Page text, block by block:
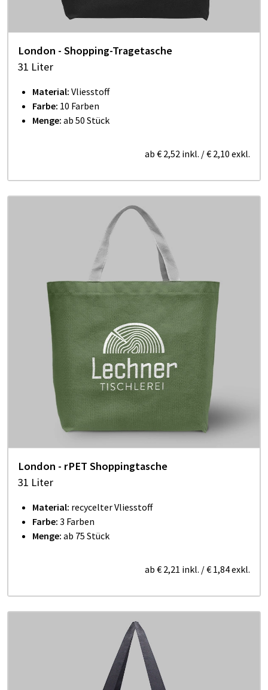
London - Shopping-Tragetasche
31 Liter
Material: Vliesstoff
Farbe: 10 Farben
Menge: ab 50 Stück
ab € 2,52 inkl. /€ 2,10 exkl.
London - rPET Shoppingtasche
31 Liter
Material: recycelter Vliesstoff
Farbe: 3 Farben
Menge: ab 75 Stück
ab € 2,21 inkl. /€ 1,84exkl.